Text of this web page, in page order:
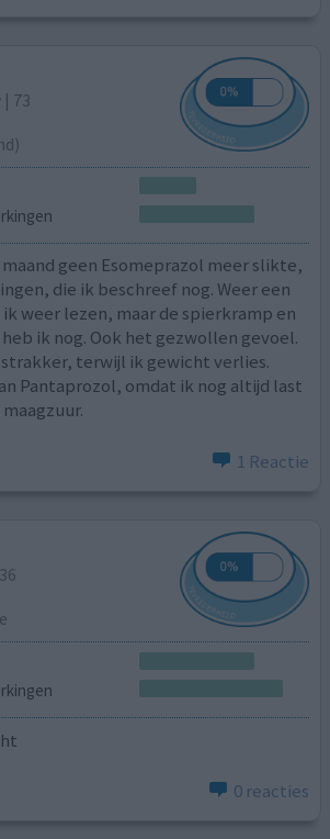
73
geen Esomeprazol meer slikte,
die ik beschreef nog. Weer een
weer lezen, maar de spierkramp en
ik nog. Ook het gezwollen gevoel.
terwijl ik gewicht verlies.
Pantaprozol, omdat ik nog altijd last
1 Reactie
0 reacties